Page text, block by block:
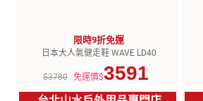
限時9折免運
日本大人氣健走鞋 WAVE LD40
$3780 免運價$3591